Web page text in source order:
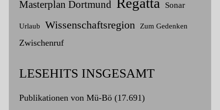
Masterplan Dortmund Regatta Sonar
Urlaub Wissenschaftsregion Zum Gedenken
Zwischenruf
LESEHITS INSGESAMT
Publikationen von Mü-Bö (17.691)